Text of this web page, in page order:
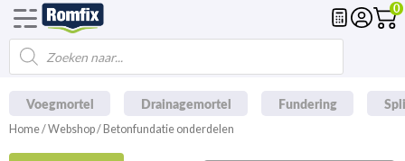
Spring
naar
inhoud
0
Products
search
Voegmortel Drainagemortel Fundering
Home/Webshop/ Betonfundatie onderdelen